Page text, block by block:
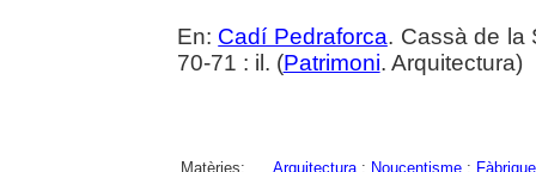
En: Cadí Pedraforca. Cassà de la
70-71 : il. (Patrimoni. Arquitectura)
Matèries: Arquitectura; Noucentisme;